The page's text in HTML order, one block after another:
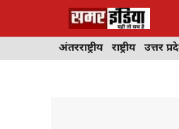
अंतरराष्ट्रीय राष्ट्रीय उत्तर